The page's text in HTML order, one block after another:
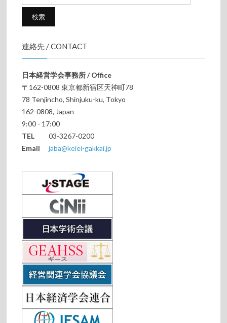
連絡先 / CONTACT
日本経営学会事務所 / Office
〒162-0808 東京都新宿区天神町78
78 Tenjincho, Shinjuku-ku, Tokyo
162-0808, Japan
9:00 - 17:00
TEL03-3267-0200
Emailjaba@keiei-gakkai.jp